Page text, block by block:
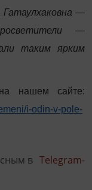
—
—
таким ярким
нашем сайте:
i-odin-v-pole-
в Telegram-